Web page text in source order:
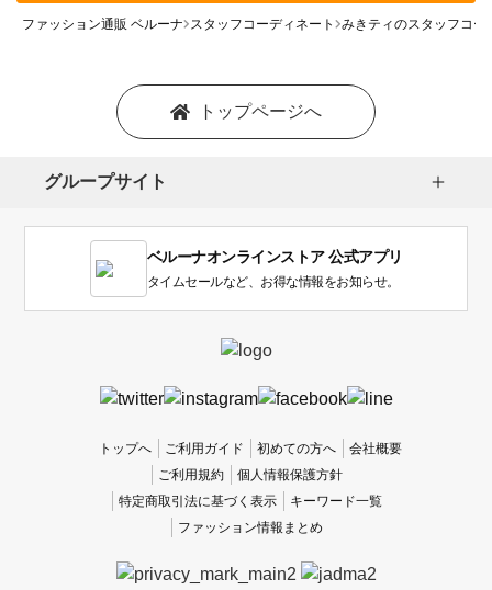
ファッション通販 ベルーナ スタッフコーディネート みきティのスタッフコー
トップページへ
グループサイト
ベルーナオンラインストア 公式アプリ
タイムセールなど、お得な情報をお知らせ。
トップへ ご利用ガイド 初めての方へ
会社概要
ご利用規約
個人情報保護方針
特定商取引法に基づく表示
キーワード一覧
ファッション情報まとめ